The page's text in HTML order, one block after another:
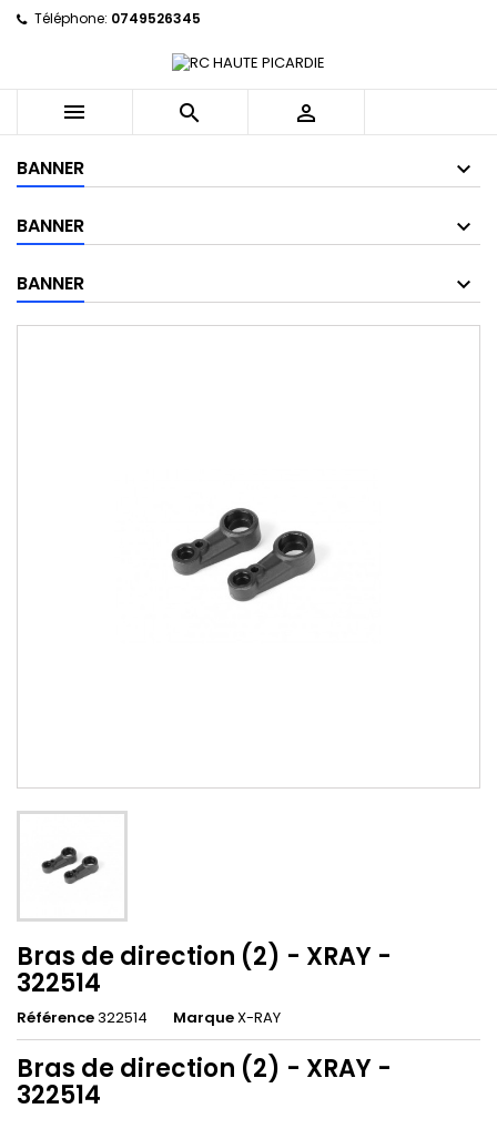
Téléphone: 0749526345
  
BANNER
BANNER
BANNER
Bras de direction (2) - XRAY -
322514
Référence322514 MarqueX-RAY
Bras de direction (2) - XRAY -
322514